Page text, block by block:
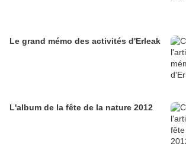
Le grand mémo des activités d'Erleak
L'album de la fête de la nature 2012